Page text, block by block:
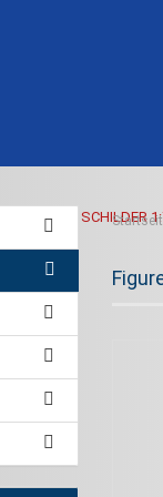
FAHNEN & SCHILDER